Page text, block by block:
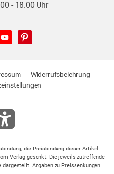
- 18.00 Uhr
Widerrufsbelehrung
die Preisbindung dieser Artikel
Verlag gesenkt. Die jeweils zutreffende
Angaben zu Preissenkungen